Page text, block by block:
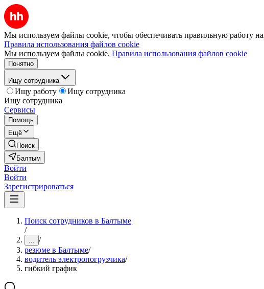
Мы используем файлы cookie, чтобы обеспечивать правильную работу
Правила использования файлов cookie
Мы используем файлы cookie. Правила использования файлов cookie
Понятно
Ищу сотрудника
Ищу работу
Ищу сотрудника
Ищу сотрудника
Сервисы
Помощь
Ещё
Поиск
Балтым
Войти
Войти
Зарегистрироваться
Поиск сотрудников в Балтыме
/
... /
резюме в Балтыме/
водитель электропогрузчика/
гибкий график